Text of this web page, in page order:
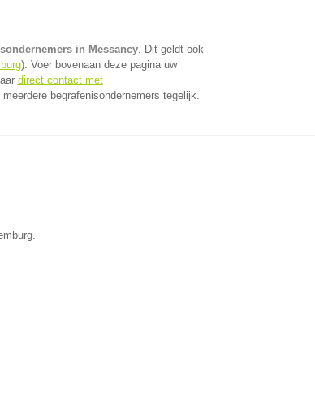
in Messancy. Dit geldt ook
). Voer bovenaan deze pagina uw
direct contact met
begrafenisondernemers tegelijk.